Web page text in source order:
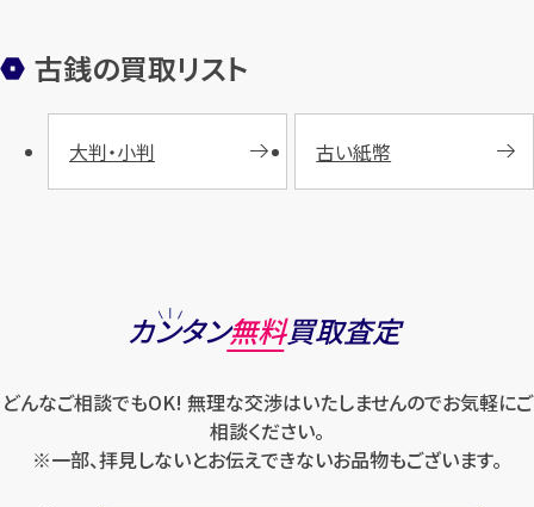
古銭の買取リスト
大判・小判 古い紙幣
カンタン無料買取査定
どんなご相談でもOK! 無理な交渉はいたしませんのでお気軽にご
相談ください。
※一部、拝見しないとお伝えできないお品物もございます。